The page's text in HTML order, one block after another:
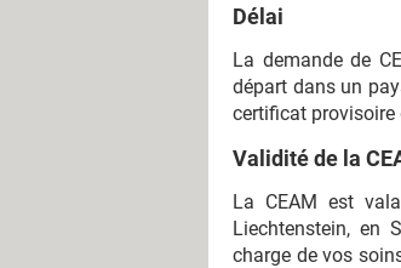
Délai
La demande de
départ dans un
certificat
Validité de la
La CEAM est
Liechtenstein, en
charge de vos